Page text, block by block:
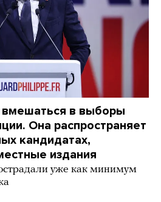
вмешаться в выборы
Она распространяет
кандидатах,
издания
уже как минимум